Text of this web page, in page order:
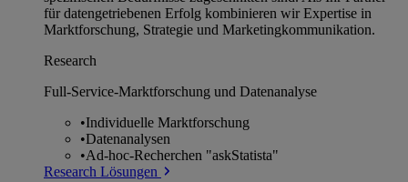
für datengetriebenen Erfolg kombinieren wir Expertise in
Marktforschung, Strategie und Marketingkommunikation.
Research
Full-Service-Marktforschung und Datenanalyse
•Individuelle Marktforschung
•Datenanalysen
•Ad-hoc-Recherchen "askStatista"
Research Lösungen